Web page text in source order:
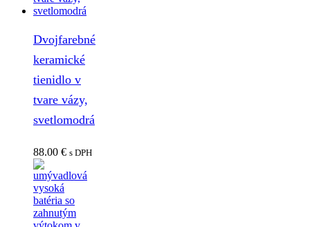
Dvojfarebné
keramické
tienidlo v
tvare vázy,
svetlomodrá
88.00 € s DPH